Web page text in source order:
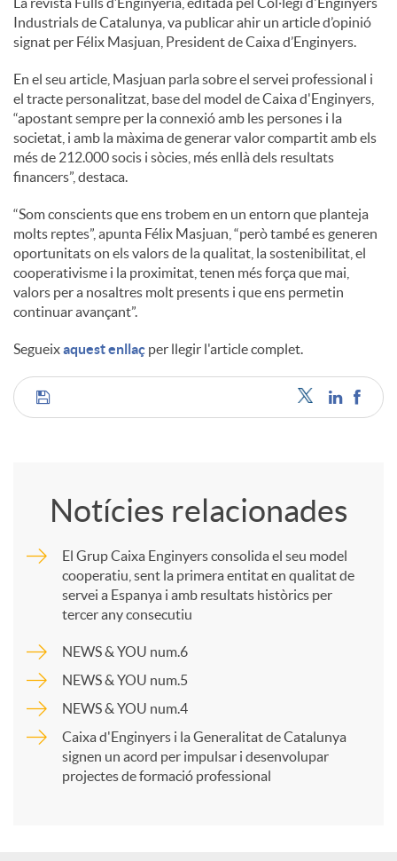
c
o
n
t
i
n
g
s
Industrials de Catalunya, va publicar ahir un article d’opinió
signat per Félix Masjuan, President de Caixa d’Enginyers.
En el seu article, Masjuan parla sobre el servei professional i
el tracte personalitzat, base del model de Caixa d'Enginyers,
“apostant sempre per la connexió amb les persones i la
societat, i amb la màxima de generar valor compartit amb els
més de 212.000 socis i sòcies, més enllà dels resultats
financers”, destaca.
“Som conscients que ens trobem en un entorn que planteja
molts reptes”, apunta Félix Masjuan, “però també es generen
oportunitats on els valors de la qualitat, la sostenibilitat, el
cooperativisme i la proximitat, tenen més força que mai,
valors per a nosaltres molt presents i que ens permetin
continuar avançant”.
Segueixaquest enllaç per llegir l'article complet.
C
a
r
Notícies relacionades
El Grup Caixa Enginyers consolida el seu model
cooperatiu, sent la primera entitat en qualitat de
servei a Espanya i amb resultats històrics per
tercer any consecutiu
NEWS & YOU num.6
NEWS & YOU num.5
NEWS & YOU num.4
Caixa d'Enginyers i la Generalitat de Catalunya
signen un acord per impulsar i desenvolupar
projectes de formació professional